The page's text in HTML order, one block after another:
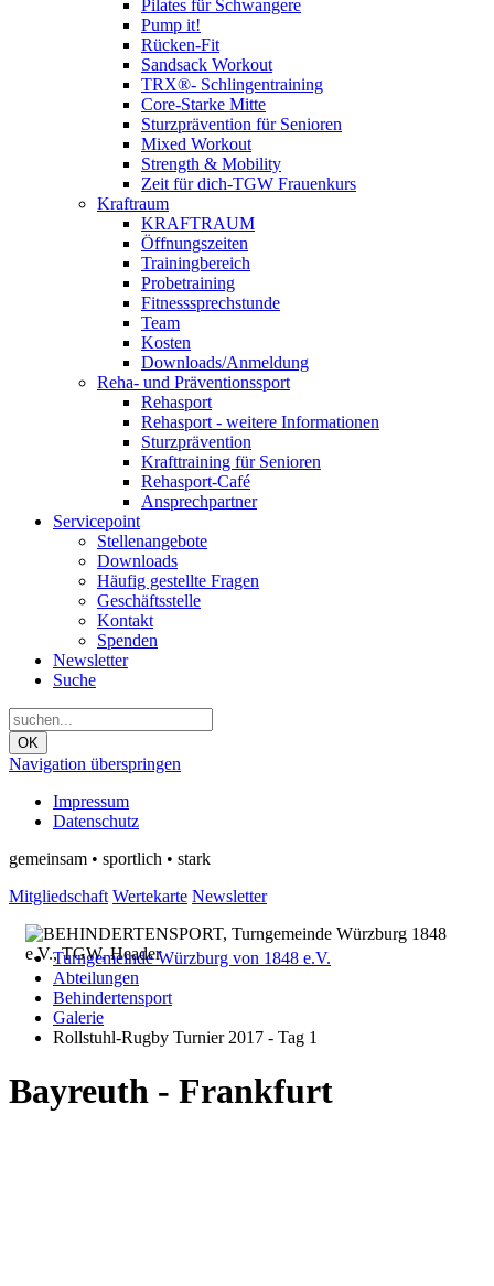
Pilates für Schwangere
Pump it!
Rücken-Fit
Sandsack Workout
TRX®- Schlingentraining
Core-Starke Mitte
Sturzprävention für Senioren
Mixed Workout
Strength & Mobility
Zeit für dich-TGW Frauenkurs
Kraftraum
KRAFTRAUM
Öffnungszeiten
Trainingbereich
Probetraining
Fitnesssprechstunde
Team
Kosten
Downloads/Anmeldung
Reha- und Präventionssport
Rehasport
Rehasport - weitere Informationen
Sturzprävention
Krafttraining für Senioren
Rehasport-Café
Ansprechpartner
Servicepoint
Stellenangebote
Downloads
Häufig gestellte Fragen
Geschäftsstelle
Kontakt
Spenden
Newsletter
Suche
OK
Navigation überspringen
Impressum
Datenschutz
gemeinsam • sportlich • stark
Mitgliedschaft Wertekarte Newsletter
Turngemeinde Würzburg von 1848 e.V.
Abteilungen
Behindertensport
Galerie
Rollstuhl-Rugby Turnier 2017 - Tag 1
Bayreuth - Frankfurt